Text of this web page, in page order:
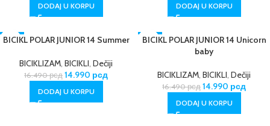
DODAJ U KORPU DODAJ U KORPU
-9%
BICIKL POLAR JUNIOR 14 Summer
BICIKLIZAM, BICIKLI, Dečiji
16.490рсд 14.990 рсд
DODAJ U KORPU
-9%
BICIKL POLAR JUNIOR 14 Unicorn
baby
BICIKLIZAM, BICIKLI, Dečiji
16.490рсд 14.990 рсд
DODAJ U KORPU